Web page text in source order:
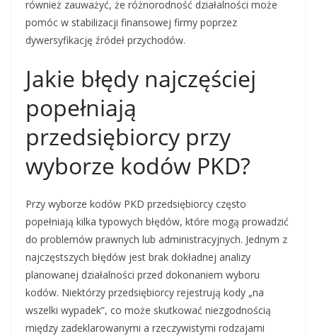
również zauważyć, że różnorodność działalności może
pomóc w stabilizacji finansowej firmy poprzez
dywersyfikację źródeł przychodów.
Jakie błędy najczęściej
popełniają
przedsiębiorcy przy
wyborze kodów PKD?
Przy wyborze kodów PKD przedsiębiorcy często
popełniają kilka typowych błędów, które mogą prowadzić
do problemów prawnych lub administracyjnych. Jednym z
najczęstszych błędów jest brak dokładnej analizy
planowanej działalności przed dokonaniem wyboru
kodów. Niektórzy przedsiębiorcy rejestrują kody „na
wszelki wypadek”, co może skutkować niezgodnością
między zadeklarowanymi a rzeczywistymi rodzajami